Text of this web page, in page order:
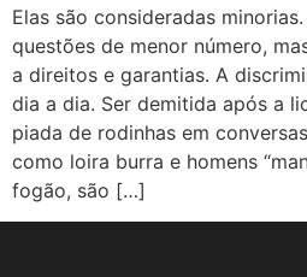
Elas são consideradas
questões de menor número,
a direitos e garantias. A
dia a dia. Ser demitida após a
piada de rodinhas em
como loira burra e homens
fogão, são […]